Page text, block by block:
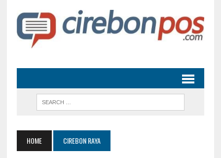
HOME CIREBON RAYA